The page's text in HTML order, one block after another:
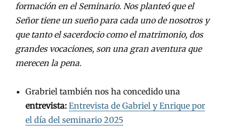
formación en el Seminario. Nos planteó que el
Señor tiene un sueño para cada uno de nosotros y
que tanto el sacerdocio como el matrimonio, dos
grandes vocaciones, son una gran aventura que
merecen la pena.
Grabriel también nos ha concedido una
entrevista: Entrevista de Gabriel y Enrique por
el día del seminario 2025